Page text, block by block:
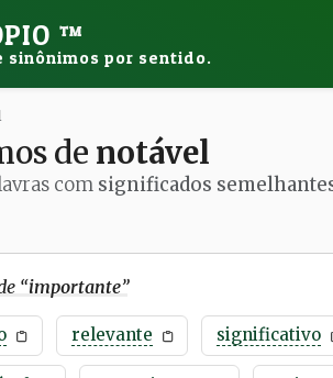
™
sinônimos por sentido.
de notável
com significados
“importante”
relevante significativo